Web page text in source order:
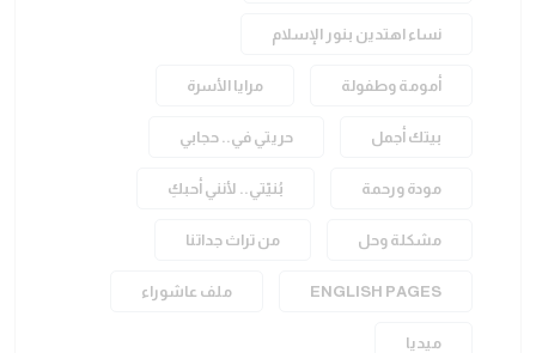
نساء اهتدين بنور الإسلام
أمومة وطفولة مرايا الأسرة
بيتك أجمل حريتي في.. حجابي
مودة ورحمة بُنيّتي.. لأنني أحبكِ
مشكلة وحل من تراث جداتنا
ENGLISH PAGES ملف عاشوراء
ميديا